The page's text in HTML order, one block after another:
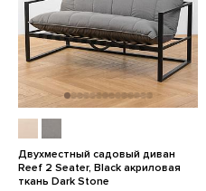
Двухместный садовый диван
Reef 2 Seater, Black акриловая
ткань Dark Stone